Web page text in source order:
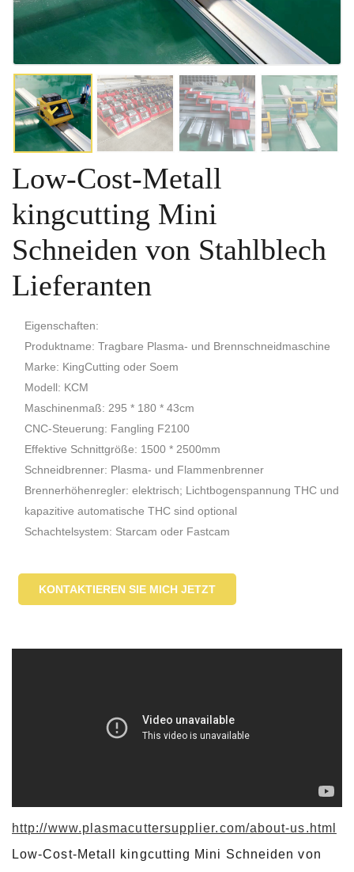
Low-Cost-Metall
kingcutting Mini
Schneiden von Stahlblech
Lieferanten
Eigenschaften:
Produktname: Tragbare Plasma- und Brennschneidmaschine
Marke: KingCutting oder Soem
Modell: KCM
Maschinenmaß: 295 * 180 * 43cm
CNC-Steuerung: Fangling F2100
Effektive Schnittgröße: 1500 * 2500mm
Schneidbrenner: Plasma- und Flammenbrenner
Brennerhöhenregler: elektrisch; Lichtbogenspannung THC und
kapazitive automatische THC sind optional
Schachtelsystem: Starcam oder Fastcam
KONTAKTIEREN SIE MICH JETZT
http://www.plasmacuttersupplier.com/about-us.html
Low-Cost-Metall kingcutting Mini Schneiden von